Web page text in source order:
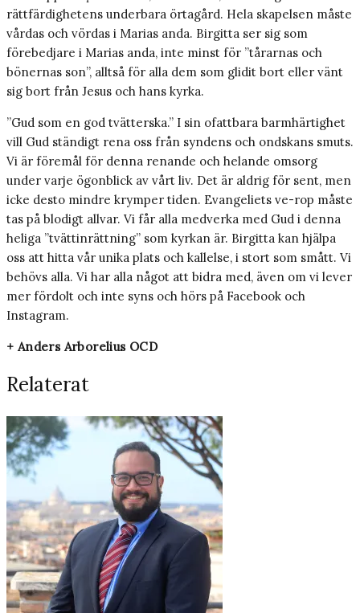
rättfärdighetens underbara örtagård. Hela skapelsen måste
vårdas och vördas i Marias anda. Birgitta ser sig som
förebedjare i Marias anda, inte minst för ”tårarnas och
bönernas son”, alltså för alla dem som glidit bort eller vänt
sig bort från Jesus och hans kyrka.
”Gud som en god tvätterska.” I sin ofattbara barmhärtighet
vill Gud ständigt rena oss från syndens och ondskans smuts.
Vi är föremål för denna renande och helande omsorg
under varje ögonblick av vårt liv. Det är aldrig för sent, men
icke desto mindre krymper tiden. Evangeliets ve-rop måste
tas på blodigt allvar. Vi får alla medverka med Gud i denna
heliga ”tvättinrättning” som kyrkan är. Birgitta kan hjälpa
oss att hitta vår unika plats och kallelse, i stort som smått. Vi
behövs alla. Vi har alla något att bidra med, även om vi lever
mer fördolt och inte syns och hörs på Facebook och
Instagram.
+ Anders Arborelius OCD
Relaterat